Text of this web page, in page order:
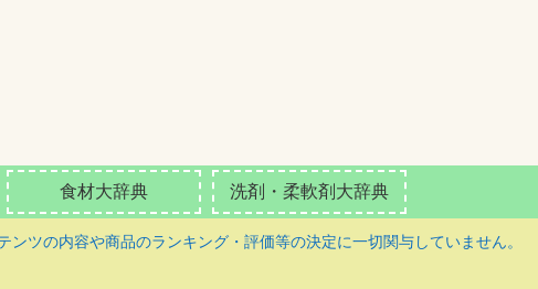
食材大辞典 洗剤・柔軟剤大辞典
ツの内容や商品のランキング・評価等の決定に一切関与していません。